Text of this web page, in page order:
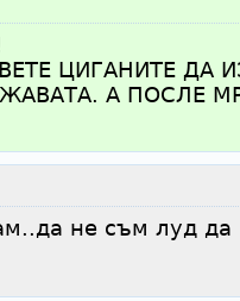
ЦИГАНИТЕ ДА
А ПОСЛЕ
не съм луд да